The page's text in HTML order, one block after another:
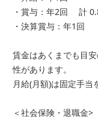
・賞与：年2回 計
・決算賞与：年1回
賃金はあくまでも目
性があります。
月給(月額)は固定手当
＜社会保険・退職金>